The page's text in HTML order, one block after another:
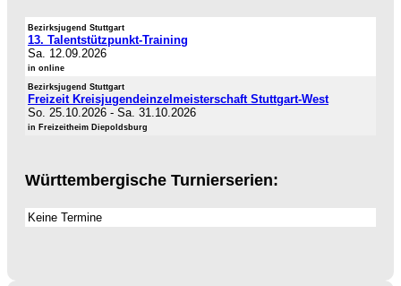
Bezirksjugend Stuttgart
13. Talentstützpunkt-Training
Sa. 12.09.2026
in online
Bezirksjugend Stuttgart
Freizeit Kreisjugendeinzelmeisterschaft Stuttgart-West
So. 25.10.2026 - Sa. 31.10.2026
in Freizeitheim Diepoldsburg
Württembergische Turnierserien:
Keine Termine